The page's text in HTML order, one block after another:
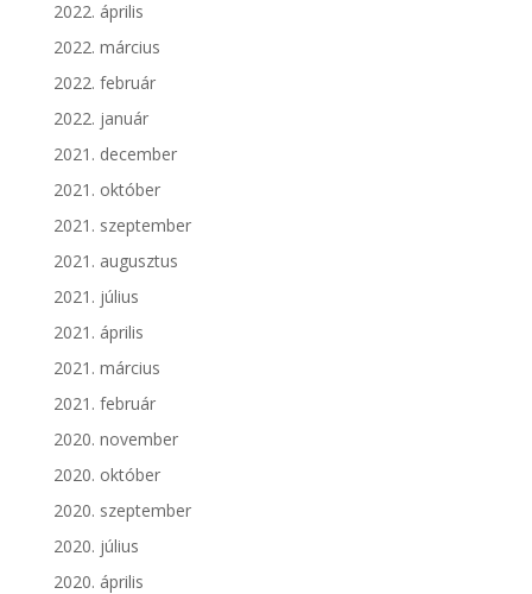
2022. április
2022. március
2022. február
2022. január
2021. december
2021. október
2021. szeptember
2021. augusztus
2021. július
2021. április
2021. március
2021. február
2020. november
2020. október
2020. szeptember
2020. július
2020. április